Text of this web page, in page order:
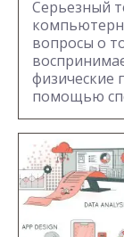
Серьезный
вопросы о
физические
помощью